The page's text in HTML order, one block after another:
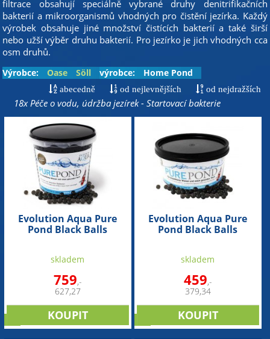
filtrace obsahují speciálně vybrané druhy denitrifikačních
bakterií a mikroorganismů vhodných pro čistění jezírka. Každý
výrobek obsahuje jiné množství čistících bakterií a také širší
nebo užší výběr druhu bakterií. Pro jezírko je jich vhodných cca
osm druhů.
Výrobce: Oase Söll výrobce: Home Pond
abecedně od nejlevnějších od nejdražších
18x Péče o vodu, údržba jezírek - Startovací bakterie
Evolution Aqua Pure
Pond Black Balls
rovnováhu ve filtru a
jezírku (1000ml na 20-
100m3)
skladem
759,-
627,27
Evolution Aqua Pure
Pond Black Balls
rovnováhu ve filtru a
jezírku (500ml na 10-
50m3)
skladem
459,-
379,34